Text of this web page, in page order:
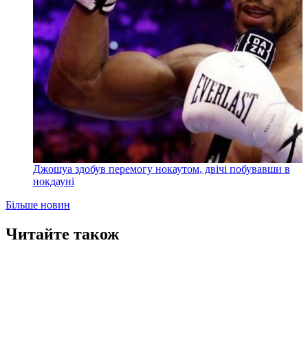
Джошуа здобув перемогу нокаутом, двічі побувавши в
нокдауні
Більше новин
Читайте також